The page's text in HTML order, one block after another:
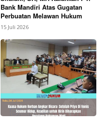
Bank Mandiri Atas Gugatan
Perbuatan Melawan Hukum
15 Juli 2026